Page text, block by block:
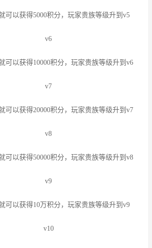
以获得5000积分，玩家贵族等级升到v5
v6
以获得10000积分，玩家贵族等级升到v6
v7
以获得20000积分，玩家贵族等级升到v7
v8
以获得50000积分，玩家贵族等级升到v8
v9
以获得10万积分，玩家贵族等级升到v9
v10